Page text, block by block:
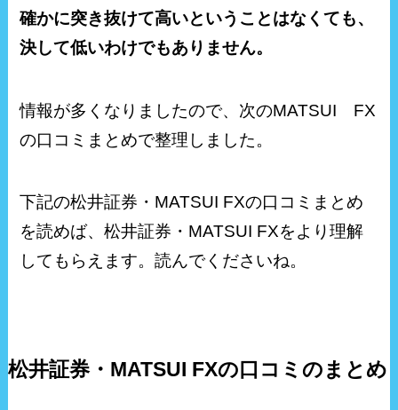
確かに突き抜けて高いということはなくても、
決して低いわけでもありません。
情報が多くなりましたので、次のMATSUI FX
の口コミまとめで整理しました。
下記の松井証券・MATSUI FXの口コミまとめ
を読めば、松井証券・MATSUI FXをより理解
してもらえます。読んでくださいね。
松井証券・MATSUI FXの口コミのまとめ